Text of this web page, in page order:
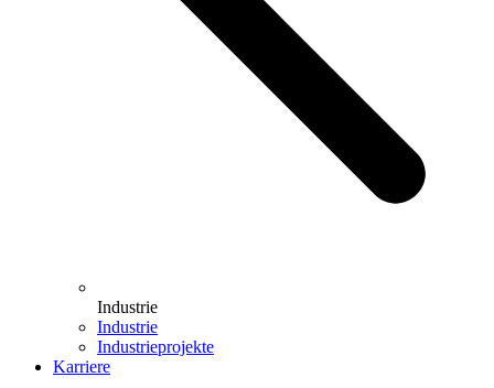
Industrie
Industrie
Industrieprojekte
Karriere